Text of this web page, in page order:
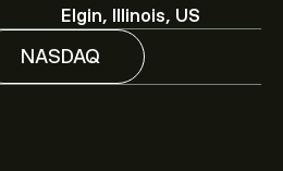
Elgin, Illinois, US
NASDAQpara Middleby Corp
de mercado, relatórios
crescimento. Descubra a
os movimentos futuros
Middleby Corp é 6.08B‎$‎